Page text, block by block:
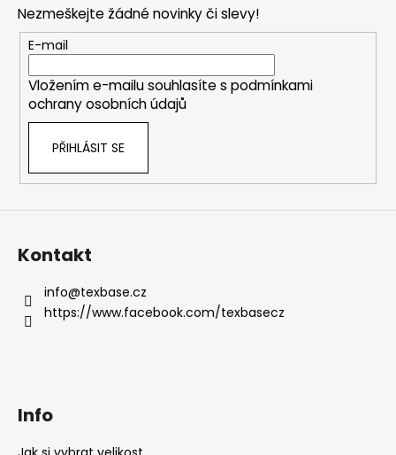
Nezmeškejte žádné novinky či slevy!
E-mail
Vložením e-mailu souhlasíte s podmínkami
ochrany osobních údajů
PŘIHLÁSIT SE
Kontakt
info@texbase.cz
https://www.facebook.com/texbasecz
Info